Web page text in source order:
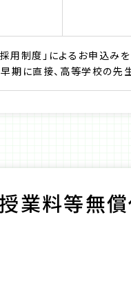
用制度」によるお申込み
期に直接、高等学校の先
業料等無